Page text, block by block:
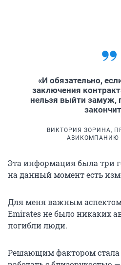
«И обязательно,
заключения
нельзя выйти замуж,
ВИКТОРИЯ ЗОРИНА,
АВИКОМПАНИЮ
Эта информация была три
на данный момент есть
Для меня важным аспектом
Emirates не было никаких
погибли люди.
Решающим фактором стала